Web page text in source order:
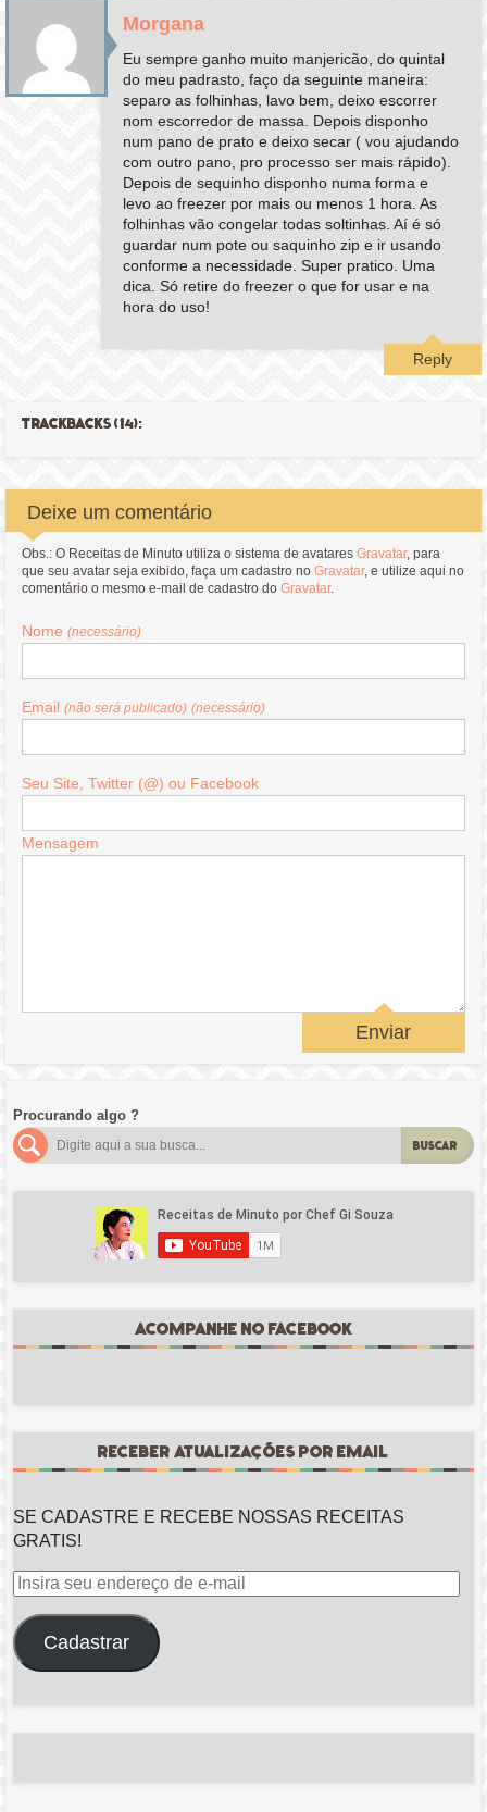
Morgana
Eu sempre ganho muito manjericão, do quintal
do meu padrasto, faço da seguinte maneira:
separo as folhinhas, lavo bem, deixo escorrer
nom escorredor de massa. Depois disponho
num pano de prato e deixo secar ( vou ajudando
com outro pano, pro processo ser mais rápido).
Depois de sequinho disponho numa forma e
levo ao freezer por mais ou menos 1 hora. As
folhinhas vão congelar todas soltinhas. Aí é só
guardar num pote ou saquinho zip e ir usando
conforme a necessidade. Super pratico. Uma
dica. Só retire do freezer o que for usar e na
hora do uso!
Reply
TRACKBACKS (14):
Deixe um comentário
Obs.: O Receitas de Minuto utiliza o sistema de avataresGravatar, para
que seu avatar seja exibido, faça um cadastro noGravatar, e utilize aqui no
comentário o mesmo e-mail de cadastro doGravatar.
Nome(necessário)
Email(não será publicado) (necessário)
Seu Site, Twitter (@) ou Facebook
Mensagem
Enviar
Procurando algo ?
BUSCAR
ACOMPANHE NO FACEBOOK
RECEBER ATUALIZAÇÕES POR EMAIL
SE CADASTRE E RECEBE NOSSAS RECEITAS
GRATIS!
Insira
endereço
de
Cadastrar